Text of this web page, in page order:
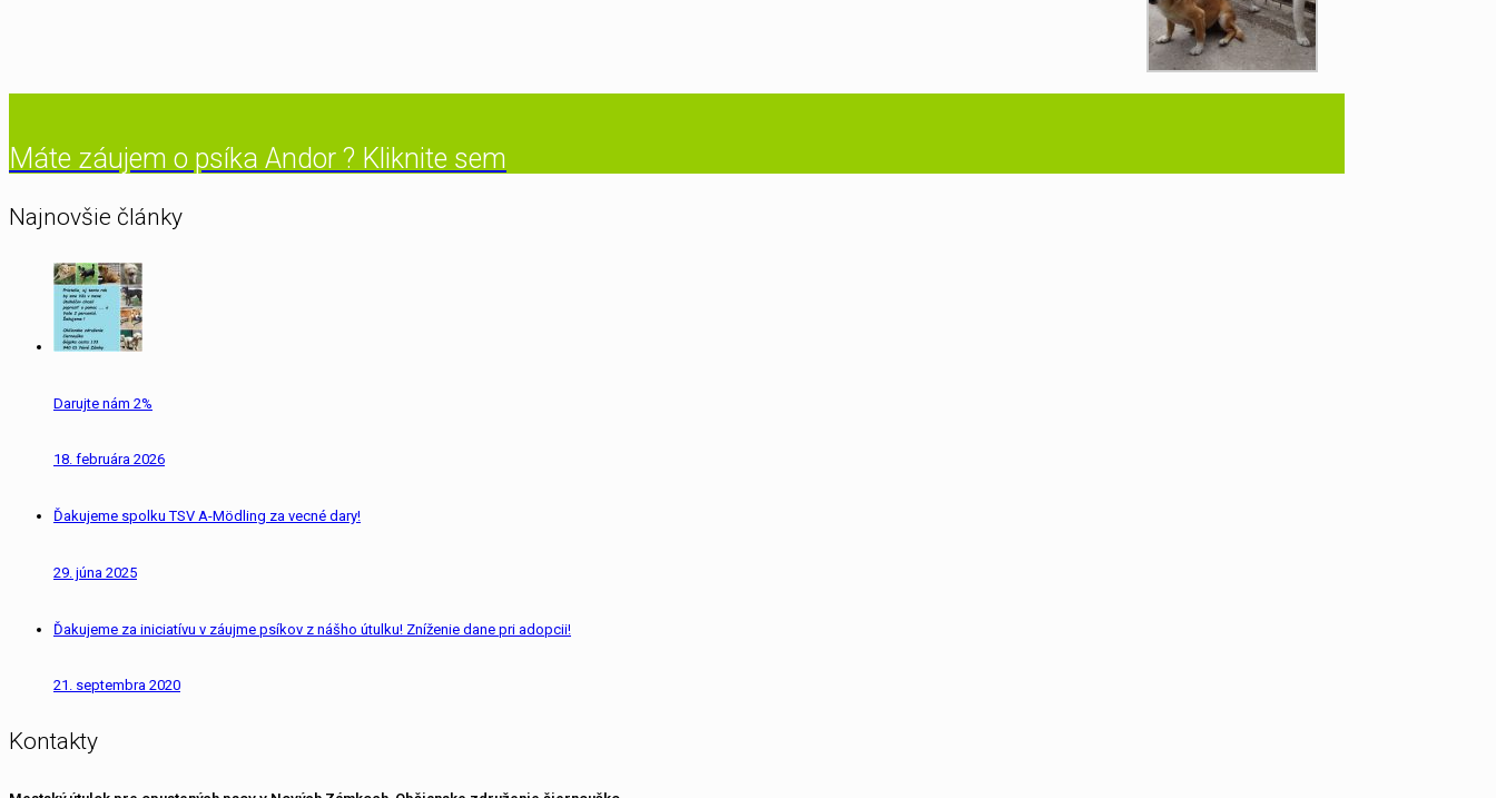
Máte záujem o psíka Andor ? Kliknite sem
Najnovšie články
Darujte nám 2%
18. februára 2026
Ďakujeme spolku TSV A-Mödling za vecné dary!
29. júna 2025
Ďakujeme za iniciatívu v záujme psíkov z nášho útulku! Zníženie dane pri adopcii!
21. septembra 2020
Kontakty